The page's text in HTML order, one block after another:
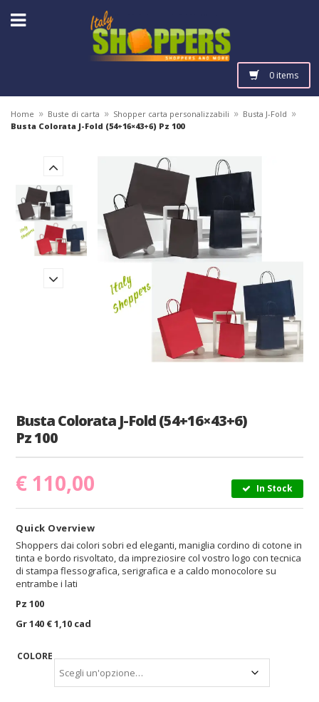
0 items
Home » Buste di carta » Shopper carta personalizzabili » Busta J-Fold »
Busta Colorata J-Fold (54+16×43+6) Pz 100
Busta Colorata J-Fold (54+16×43+6)
Pz 100
€ 110,00 In Stock
Quick Overview
Shoppers dai colori sobri ed eleganti, maniglia cordino di cotone in
tinta e bordo risvoltato, da impreziosire col vostro logo con tecnica
di stampa flessografica, serigrafica e a caldo monocolore su
entrambe i lati
Pz 100
Gr 140 € 1,10 cad
COLORE